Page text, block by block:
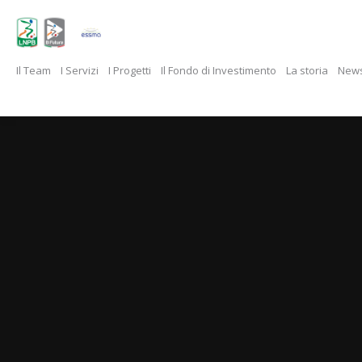
Il Team I Servizi I Progetti Il Fondo di Investimento La storia